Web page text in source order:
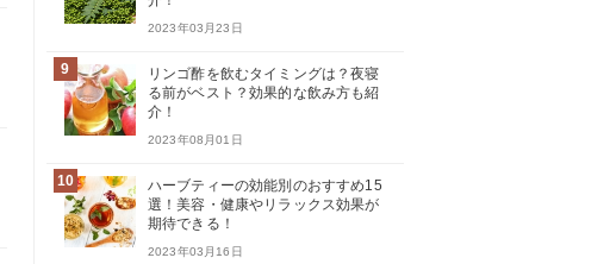
2023年03月23日
9
リンゴ酢を飲むタイミングは？夜寝
る前がベスト？効果的な飲み方も紹
介！
2023年08月01日
10
ハーブティーの効能別のおすすめ15
選！美容・健康やリラックス効果が
期待できる！
2023年03月16日